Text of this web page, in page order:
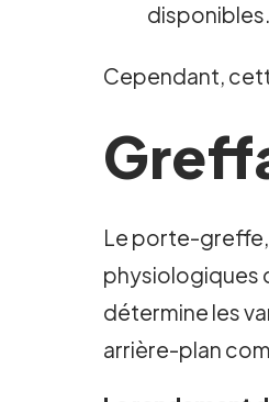
disponibles.
Cependant,
Le porte-
physiologiques
détermine les
arrière-plan